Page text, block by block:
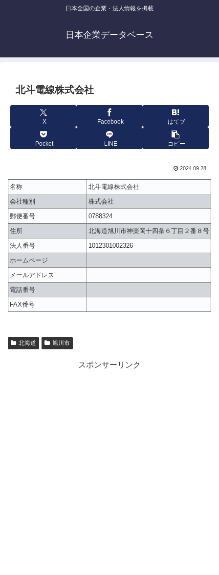
日本全国の企業・法人情報を掲載
日本企業データベース
北斗電線株式会社
X Facebook はてブ
Pocket LINE コピー
2024.09.28
名称
北斗電線株式会社
会社種別
株式会社
郵便番号
0788324
住所
北海道旭川市神楽岡十四条６丁目２番８号
法人番号
1012301002326
ホームページ
メールアドレス
電話番号
FAX番号
北海道 旭川市
スポンサーリンク